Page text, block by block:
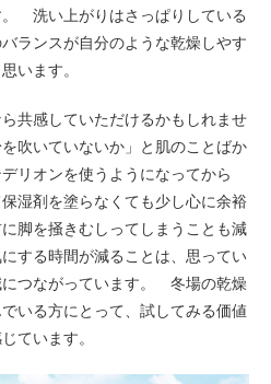
洗い上がりはさっぱりしている
ランスが自分のような乾燥しやす
います。
共感していただけるかもしれませ
吹いていないか」と肌のことばか
リオンを使うようになってから
湿剤を塗らなくても少し心に余裕
脚を掻きむしってしまうことも減
する時間が減ることは、思ってい
につながっています。 冬場の乾燥
いる方にとって、試してみる価値
ています。